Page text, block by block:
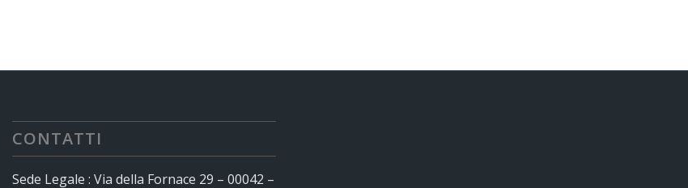
CONTATTI
Sede Legale : Via della Fornace 29 – 00042 –